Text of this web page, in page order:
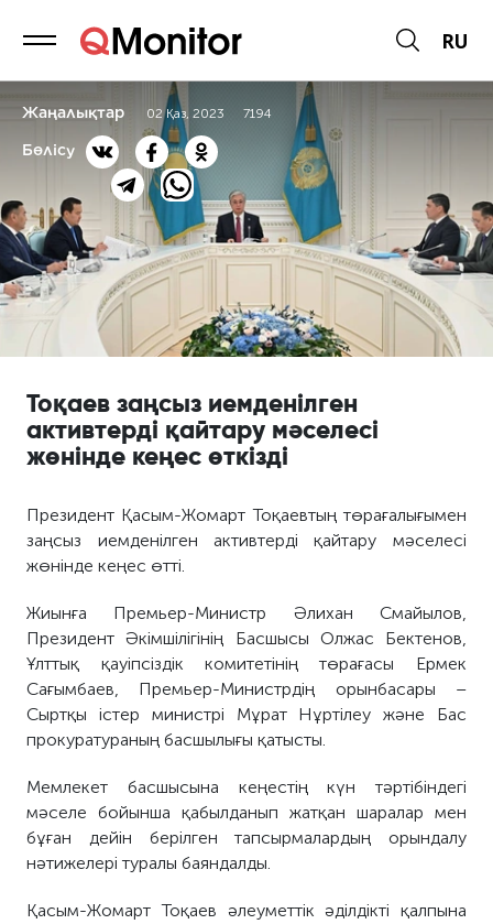
RU
Жаңалықтар 02 Қаз, 2023 7194
Бөлісу
Тоқаев заңсыз иемденілген
активтерді қайтару мәселесі
жөнінде кеңес өткізді
Президент Қасым-Жомарт Тоқаевтың төрағалығымен
заңсыз иемденілген активтерді қайтару мәселесі
жөнінде кеңес өтті.
Жиынға Премьер-Министр Әлихан Смайылов,
Президент Әкімшілігінің Басшысы Олжас Бектенов,
Ұлттық қауіпсіздік комитетінің төрағасы Ермек
Сағымбаев, Премьер-Министрдің орынбасары –
Сыртқы істер министрі Мұрат Нұртілеу және Бас
прокуратураның басшылығы қатысты.
Мемлекет басшысына кеңестің күн тәртібіндегі
мәселе бойынша қабылданып жатқан шаралар мен
бұған дейін берілген тапсырмалардың орындалу
нәтижелері туралы баяндалды.
Қасым-Жомарт Тоқаев әлеуметтік әділдікті қалпына